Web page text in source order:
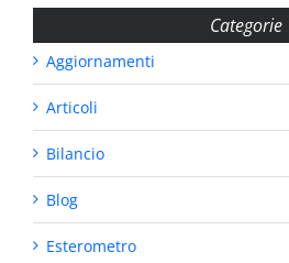
Categorie
Aggiornamenti
Articoli
Bilancio
Blog
Esterometro